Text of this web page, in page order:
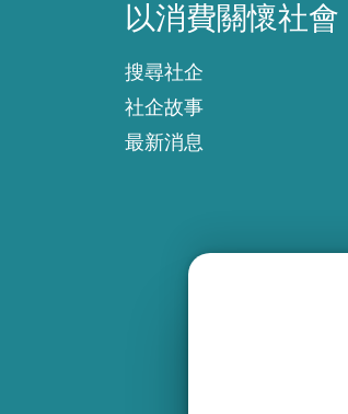
以消費關懷社會
搜尋社企
社企故事
最新消息